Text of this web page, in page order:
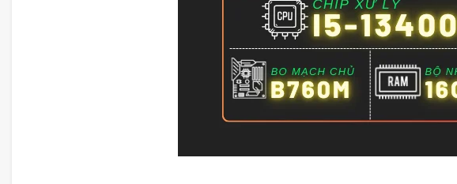
1 cổng xuất hình VGA, 1 cổng xuất hình HDMI
6 cổng cắm USB, hỗ trợ cổng xuất âm thanh trực tiếp